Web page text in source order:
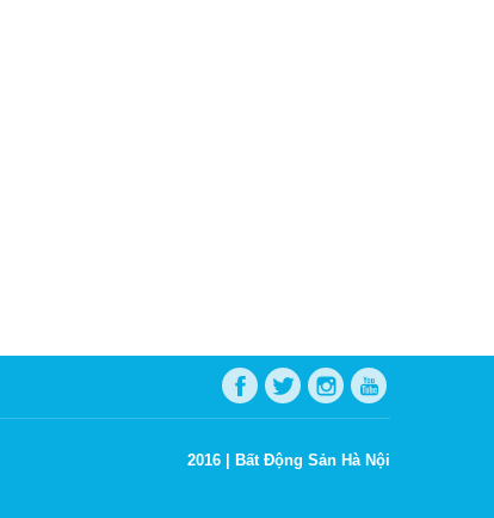
2016 | Bất Động Sản Hà Nội